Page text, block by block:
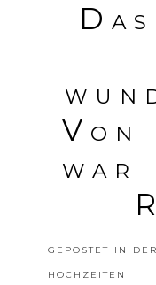
POSTE
Von
war
GEPOSTET IN
HOCHZEITEN